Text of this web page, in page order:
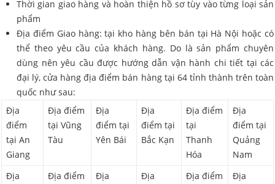
Thời gian giao hàng và hoàn thiện hồ sơ tùy vào từng loại sản
phẩm
Địa điểm Giao hàng: tại kho hàng bên bán tại Hà Nội hoặc có
thể theo yêu cầu của khách hàng. Do là sản phẩm chuyên
dùng nên yêu cầu được hướng dẫn vận hành chi tiết tại các
đại lý, cửa hàng địa điểm bán hàng tại 64 tỉnh thành trên toàn
quốc như sau:
Địa
điểm
tại An
Giang
Địa điểm
tại Vũng
Tàu
Địa
điểm tại
Yên Bái
Địa
điểm tại
Bắc Kạn
Địa điểm
tại
Thanh
Hóa
Địa
điểm tại
Quảng
Nam
Địa
Địa điểm
Địa
Địa
Địa điểm
Địa